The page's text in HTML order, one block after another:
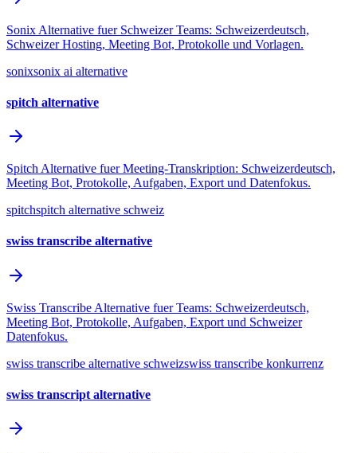
Sonix Alternative fuer Schweizer Teams: Schweizerdeutsch,
Schweizer Hosting, Meeting Bot, Protokolle und Vorlagen.
sonixsonix ai alternative
spitch alternative
Spitch Alternative fuer Meeting-Transkription: Schweizerdeutsch,
Meeting Bot, Protokolle, Aufgaben, Export und Datenfokus.
spitchspitch alternative schweiz
swiss transcribe alternative
Swiss Transcribe Alternative fuer Teams: Schweizerdeutsch,
Meeting Bot, Protokolle, Aufgaben, Export und Schweizer
Datenfokus.
swiss transcribe alternative schweizswiss transcribe konkurrenz
swiss transcript alternative